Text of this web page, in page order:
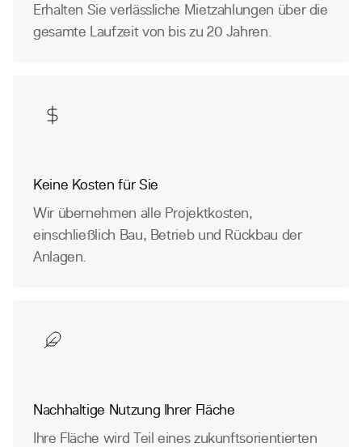
Erhalten Sie verlässliche Mietzahlungen über die
gesamte Laufzeit von bis zu 20 Jahren.
Keine Kosten für Sie
Wir übernehmen alle Projektkosten,
einschließlich Bau, Betrieb und Rückbau der
Anlagen.
Nachhaltige Nutzung Ihrer Fläche
Ihre Fläche wird Teil eines zukunftsorientierten